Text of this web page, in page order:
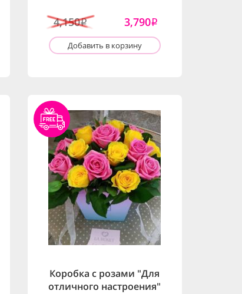
4,150i 3,790i
Добавить в корзину
Коробка с розами "Для
отличного настроения"